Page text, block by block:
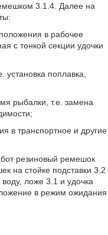
3.1.4. Далее на
в рабочее
с тонкой секции удочки
установка поплавка,
рыбалки, т.е. замена
в транспортное и другие
резиновый ремешок
на стойке подставки 3.2
ложе 3.1 и удочка
в режим ожидания